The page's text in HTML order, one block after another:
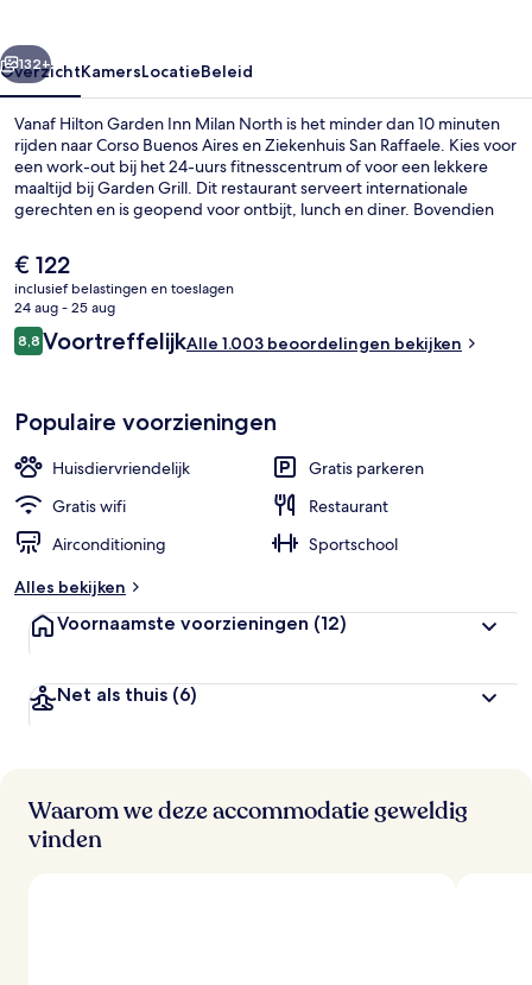
Volgende
132+
OverzichtKamersLocatieBeleid
Vanaf Hilton Garden Inn Milan North is het minder dan 10 minuten
rijden naar Corso Buenos Aires en Ziekenhuis San Raffaele. Kies voor
een work-out bij het 24-uurs fitnesscentrum of voor een lekkere
maaltijd bij Garden Grill. Dit restaurant serveert internationale
gerechten en is geopend voor ontbijt, lunch en diner. Bovendien
Montenapoleone. Andere reizigers zijn heel enthousiast over het
behulpzame personeel. Het openbaar vervoer vind je op korte
loopafstand: het is 2 minuten lopen naar Metrostation Villa San
Giovanni en 4 minuten naar Tramhalte Parmenide.
De
huidige
prijs
is
€ 122
€ 122
inclusief belastingen en toeslagen
24 aug - 25 aug
Beoordelingen
8,88,8 op 10 –
VoortreffelijkAlle 1.003 beoordelingen bekijken
Populaire voorzieningen
Huisdiervriendelijk
Gratis parkeren
Gratis wifi
Restaurant
Airconditioning
Sportschool
Alles bekijken
Voornaamste voorzieningen (12)
Net als thuis (6)
Waarom we deze accommodatie geweldig
vinden